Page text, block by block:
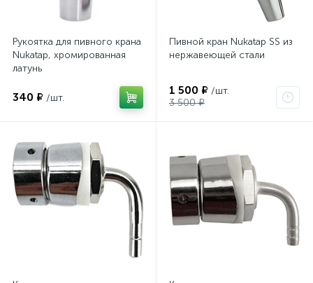
Рукоятка для пивного крана
Nukatap, хромированная
латунь
340 ₽ /шт.
Пивной кран Nukatap SS из
нержавеющей стали
1 500 ₽ /шт.
3 500 ₽